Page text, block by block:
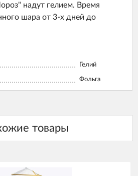
надут гелием. Время
шара от 3-х дней до
Гелий
Фольга